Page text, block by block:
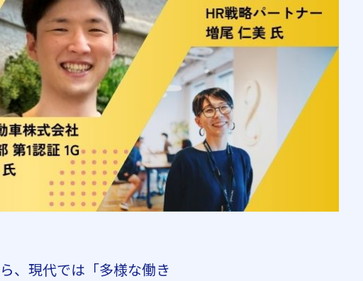
、現代では「多様な働き